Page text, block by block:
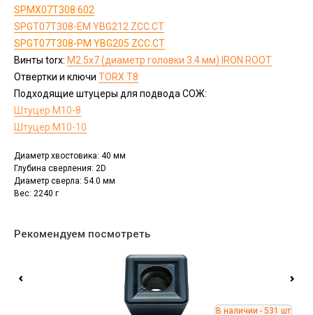
SPMX07T308 602
SPGT07T308-EM YBG212 ZCC.CT
SPGT07T308-PM YBG205 ZCC.CT
Винты torx: M2.5x7 (диаметр головки 3.4 мм) IRON ROOT
Отвертки и ключи ТОRX T8
Подходящие штуцеры для подвода СОЖ:
Штуцер М10-8
Штуцер М10-10
Диаметр хвостовика: 40 мм
Глубина сверления: 2D
Диаметр сверла: 54.0 мм
Вес: 2240 г
Рекомендуем посмотреть